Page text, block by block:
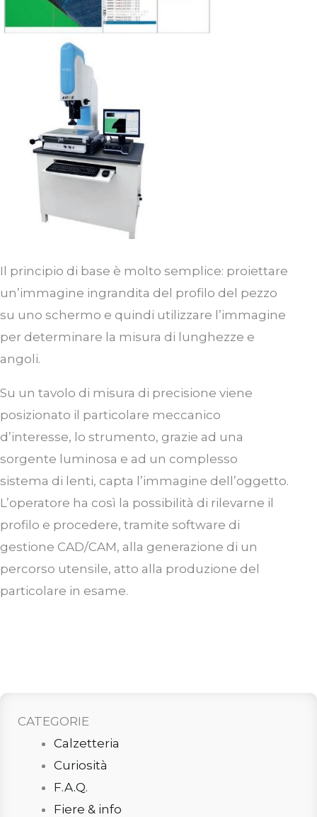
Il principio di base è molto semplice: proiettare
un’immagine ingrandita del profilo del pezzo
su uno schermo e quindi utilizzare l’immagine
per determinare la misura di lunghezze e
angoli.
Su un tavolo di misura di precisione viene
posizionato il particolare meccanico
d’interesse, o strumento, grazie ad una
sorgente luminosa e ad un complesso
sistema di lenti, capta l’immagine dell’oggetto.
L’operatore ha così la possibilità di rilevarne il
profilo e procedere, tramite software di
gestione CAD/CAM, all a generazione di un
percorso utensile, atto alla produzione del
particolare in esame.
CATEGORIE
Calzetteria
Curiosità
F.A.Q.
Fiere & info